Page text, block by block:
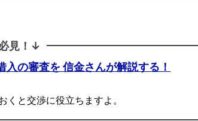
見！↓
の審査を 信金さんが解説する！
と交渉に役立ちますよ。